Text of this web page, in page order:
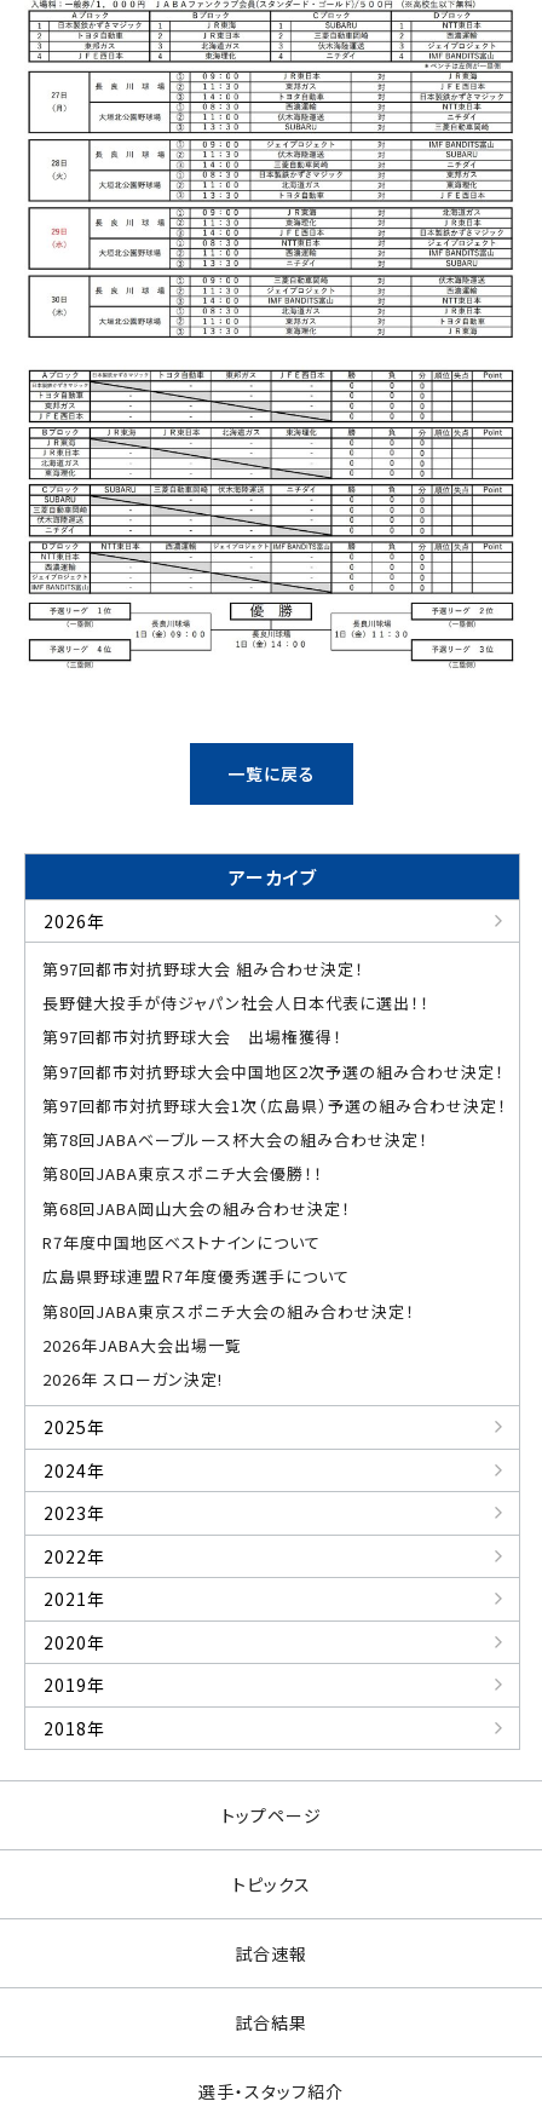
一覧に戻る
アーカイブ
2026年
第97回都市対抗野球大会 組み合わせ決定！
長野健大投手が侍ジャパン社会人日本代表に選出！！
第97回都市対抗野球大会 出場権獲得！
第97回都市対抗野球大会中国地区2次予選の組み合わせ決定！
第97回都市対抗野球大会1次（広島県）予選の組み合わせ決定！
第78回JABAベーブルース杯大会の組み合わせ決定！
第80回JABA東京スポニチ大会優勝！！
第68回JABA岡山大会の組み合わせ決定！
R7年度中国地区ベストナインについて
広島県野球連盟Ｒ7年度優秀選手について
第80回JABA東京スポニチ大会の組み合わせ決定！
2026年JABA大会出場一覧
2026年 スローガン決定!
2025年
2024年
2023年
2022年
2021年
2020年
2019年
2018年
トップページ
トピックス
試合速報
試合結果
選手・スタッフ紹介